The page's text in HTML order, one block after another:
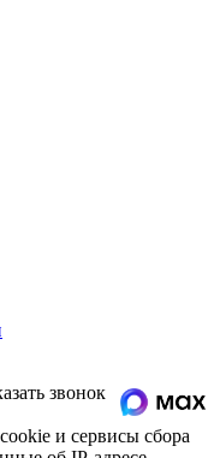
звонок
и сервисы сбора